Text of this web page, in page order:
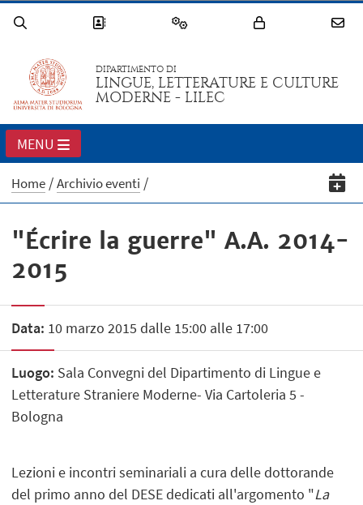
DIPARTIMENTO DI
LINGUE, LETTERATURE E CULTURE
MODERNE - LILEC
MENU
Home Archivio eventi
"Écrire la guerre" A.A. 2014-
2015
Data: 10 marzo 2015 dalle 15:00 alle 17:00
Luogo: Sala Convegni del Dipartimento di Lingue e
Letterature Straniere Moderne- Via Cartoleria 5 -
Bologna
Lezioni e incontri seminariali a cura delle dottorande
del primo anno del DESE dedicati all'argomento "La